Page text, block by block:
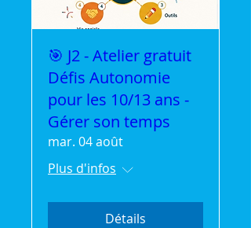
🎯 J2 - Atelier gratuit
Défis Autonomie
pour les 10/13 ans -
Gérer son temps
mar. 04 août
Plus d'infos
Détails